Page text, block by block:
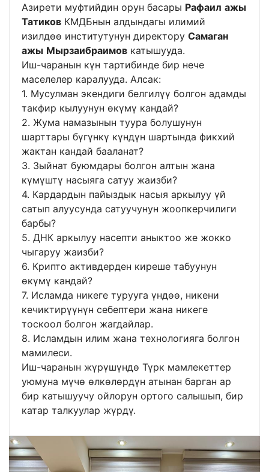
Азирети муфтийдин орун басары Рафаил ажы
Татиков КМДБнын алдындагы илимий
изилдөө институтунун директору Самаган
ажы Мырзаибраимов катышууда.
Иш-чаранын күн тартибинде бир нече
маселелер каралууда. Алсак:
1. Мусулман экендиги белгилүү болгон адамды
такфир кылуунун өкүмү кандай?
2. Жума намазынын туура болушунун
шарттары бүгүнкү күндүн шартында фикхий
жактан кандай бааланат?
3. Зыйнат буюмдары болгон алтын жана
күмүштү насыяга сатуу жаизби?
4. Кардардын пайыздык насыя аркылуу үй
сатып алуусунда сатуучунун жоопкерчилиги
барбы?
5. ДНК аркылуу насепти аныктоо же жокко
чыгаруу жаизби?
6. Крипто активдерден киреше табуунун
өкүмү кандай?
7. Исламда никеге турууга үндөө, никени
кечиктирүүнүн себептери жана никеге
тоскоол болгон жагдайлар.
8. Исламдын илим жана технологияга болгон
мамилеси.
Иш-чаранын жүрүшүндө Түрк мамлекеттер
уюмуна мүчө өлкөлөрдүн атынан барган ар
бир катышуучу ойлорун ортого салышып, бир
катар талкуулар жүрдү.